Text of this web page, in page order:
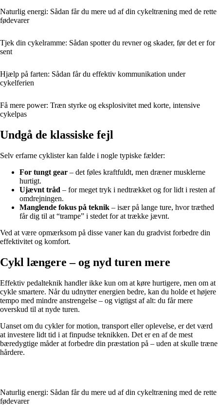
Naturlig energi: Sådan får du mere ud af din cykeltræning med de rette
fødevarer
Tjek din cykelramme: Sådan spotter du revner og skader, før det er for
sent
Hjælp på farten: Sådan får du effektiv kommunikation under
cykelferien
Få mere power: Træn styrke og eksplosivitet med korte, intensive
cykelpas
Undgå de klassiske fejl
Selv erfarne cyklister kan falde i nogle typiske fælder:
For tungt gear – det føles kraftfuldt, men dræner musklerne
hurtigt.
Ujævnt tråd – for meget tryk i nedtrækket og for lidt i resten af
omdrejningen.
Manglende fokus på teknik – især på lange ture, hvor træthed
får dig til at “trampe” i stedet for at trække jævnt.
Ved at være opmærksom på disse vaner kan du gradvist forbedre din
effektivitet og komfort.
Cyk­l længere – og nyd turen mere
Effektiv pedalteknik handler ikke kun om at køre hurtigere, men om at
cykle smartere. Når du udnytter energien bedre, kan du holde et højere
tempo med mindre anstrengelse – og vigtigst af alt: du får mere
overskud til at nyde turen.
Uanset om du cykler for motion, transport eller oplevelse, er det værd
at investere lidt tid i at finpudse teknikken. Det er en af de mest
bæredygtige måder at forbedre din præstation på – uden at skulle træne
hårdere.
Naturlig energi: Sådan får du mere ud af din cykeltræning med de rette
fødevarer